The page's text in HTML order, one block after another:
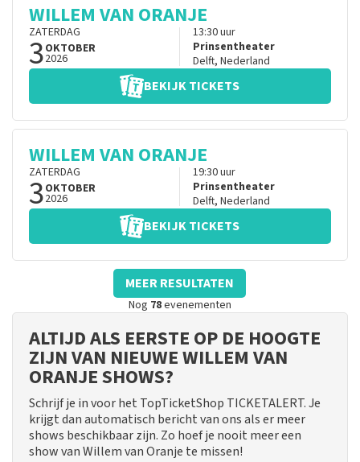
WILLEM VAN ORANJE
ZATERDAG
3OKTOBER
2026
13:30uur
Prinsentheater
Delft, Nederland
BEKIJK TICKETS
WILLEM VAN ORANJE
ZATERDAG
3OKTOBER
2026
19:30uur
Prinsentheater
Delft, Nederland
BEKIJK TICKETS
MEER RESULTATEN
Nog 78evenementen
ALTIJD ALS EERSTE OP DE HOOGTE
ZIJN VAN NIEUWE WILLEM VAN
ORANJE SHOWS?
Schrijf je in voor het TopTicketShop TICKETALERT. Je
krijgt dan automatisch bericht van ons als er meer
shows beschikbaar zijn. Zo hoef je nooit meer een
show van Willem van Oranje te missen!